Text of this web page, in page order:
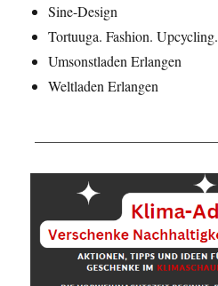
Sine-Design
Tortuuga. Fashion. Upcycling.
Umsonstladen Erlangen
Weltladen Erlangen